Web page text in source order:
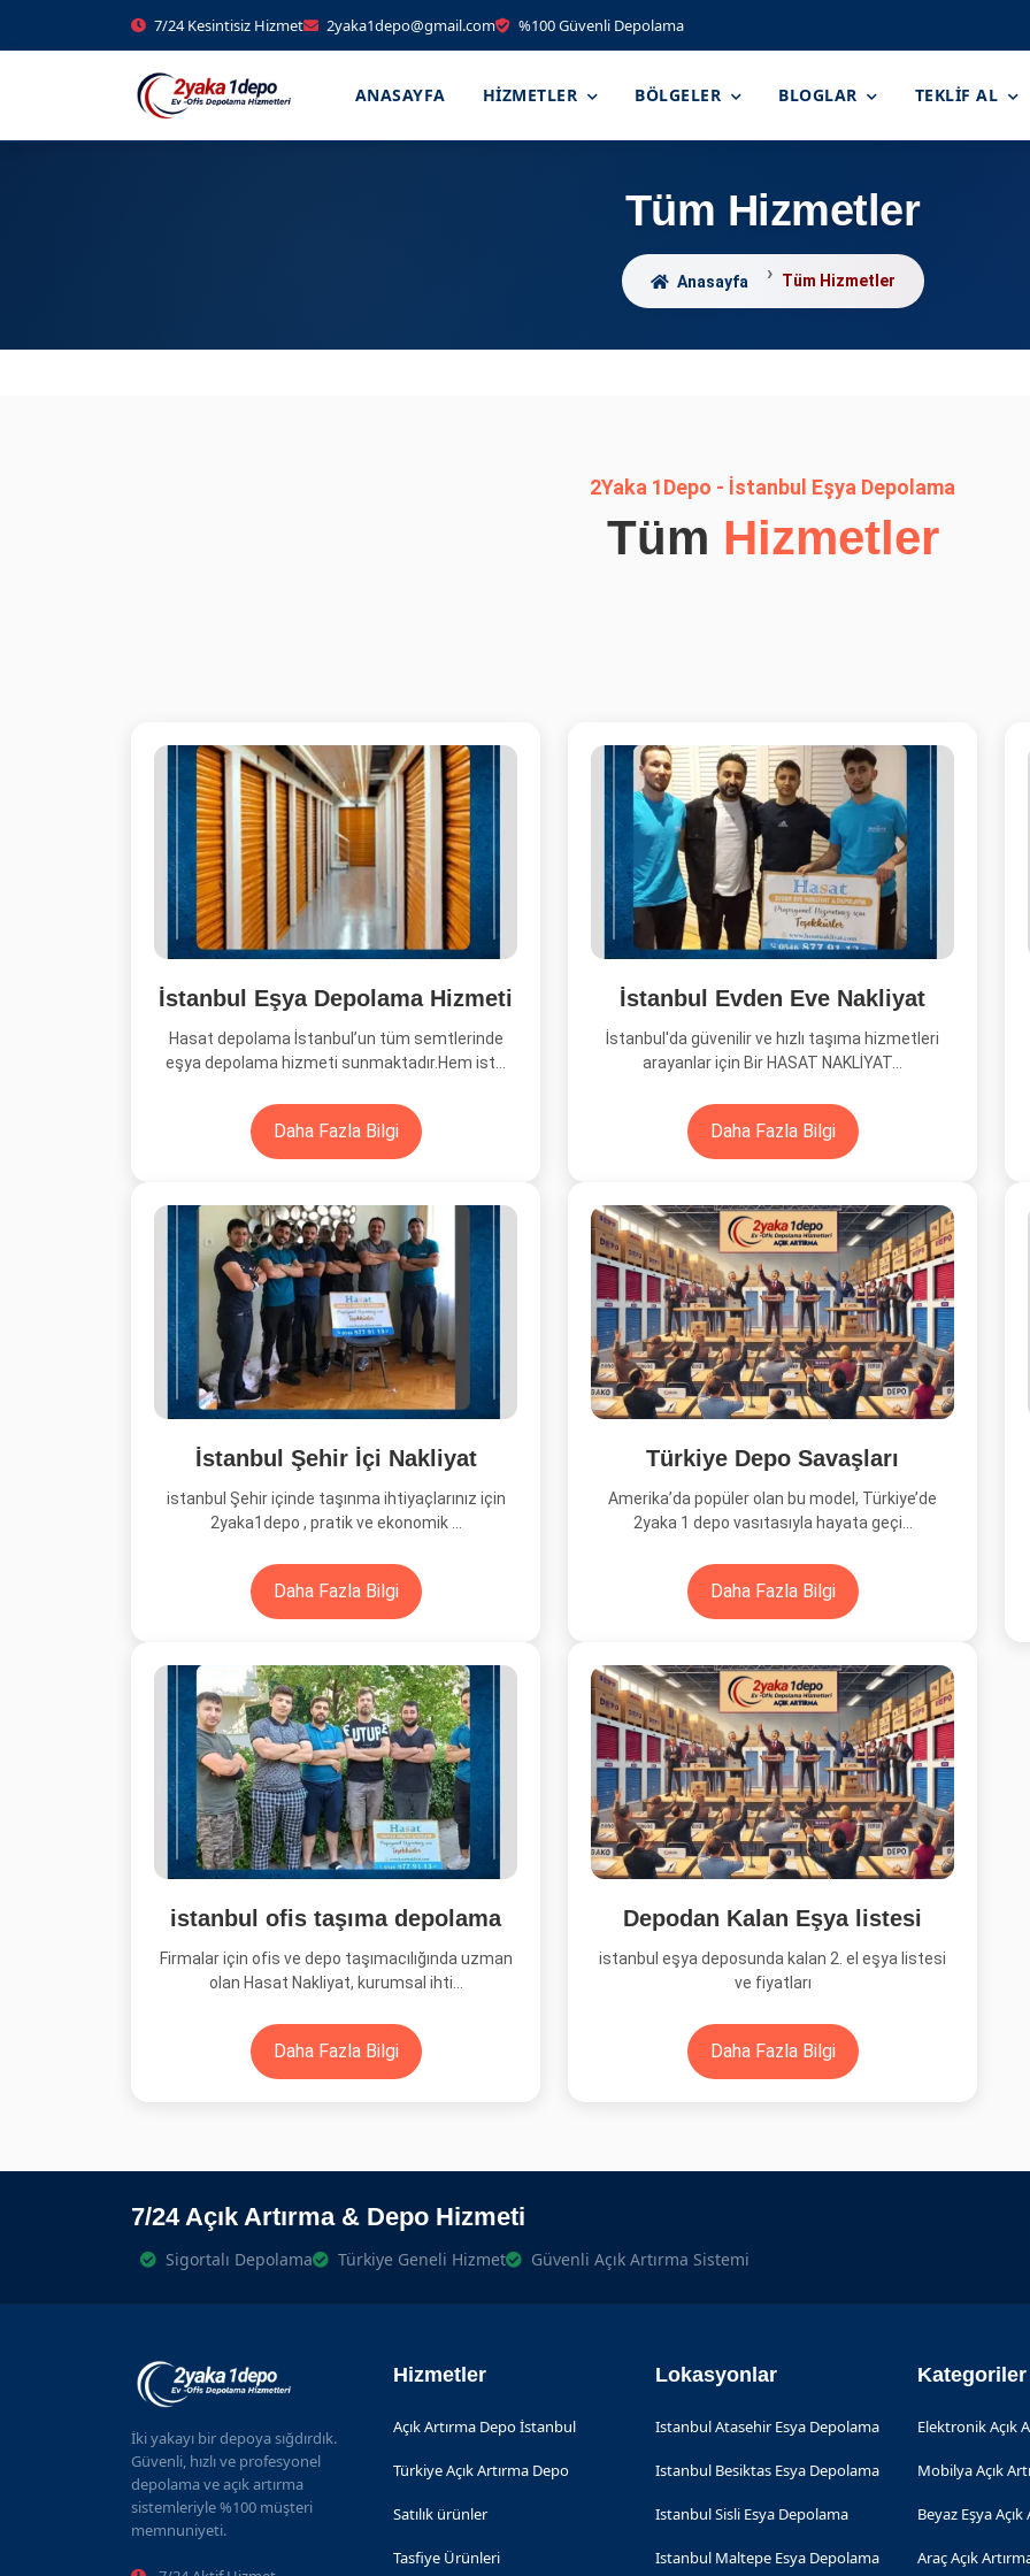
7/24 Kesintisiz Hizmet 2yaka1depo@gmail.com %100 Güvenli Depolama
ANASAYFA HIZMETLER BÖLGELER BLOGLAR TEKLIF AL
Tüm Hizmetler
Anasayfa Tüm Hizmetler
2Yaka 1Depo - İstanbul Eşya Depolama
Tüm Hizmetler
İstanbul Eşya Depolama Hizmeti
Hasat depolama İstanbul’un tüm semtlerinde
eşya depolama hizmeti sunmaktadır.Hem ist...
Daha Fazla Bilgi
İstanbul Evden Eve Nakliyat
İstanbul'da güvenilir ve hızlı taşıma hizmetleri
arayanlar için Bir HASAT NAKLİYAT...
Daha Fazla Bilgi
İstanbul Şehir İçi Nakliyat
istanbul Şehir içinde taşınma ihtiyaçlarınız için
2yaka1depo , pratik ve ekonomik ...
Daha Fazla Bilgi
Türkiye Depo Savaşları
Amerika’da popüler olan bu model, Türkiye’de
2yaka 1 depo vasıtasıyla hayata geçi...
Daha Fazla Bilgi
istanbul ofis taşıma depolama
Firmalar için ofis ve depo taşımacılığında uzman
olan Hasat Nakliyat, kurumsal ihti...
Daha Fazla Bilgi
Depodan Kalan Eşya listesi
istanbul eşya deposunda kalan 2. el eşya listesi
ve fiyatları
Daha Fazla Bilgi
7/24 Açık Artırma & Depo Hizmeti
Sigortalı Depolama Türkiye Geneli Hizmet Güvenli Açık Artırma Sistemi
İki yakayı bir depoya sığdırdık.
Güvenli, hızlı ve profesyonel
depolama ve açık artırma
sistemleriyle %100 müşteri
memnuniyeti.
Hizmetler
Açık Artırma Depo İstanbul
Türkiye Açık Artırma Depo
Satılık ürünler
Tasfiye Ürünleri
Lokasyonlar
Istanbul Atasehir Esya Depolama
Istanbul Besiktas Esya Depolama
Istanbul Sisli Esya Depolama
Istanbul Maltepe Esya Depolama
Kategoriler
Elektronik Açık
Mobilya Açık
Beyaz Eşya Açık
Araç Açık